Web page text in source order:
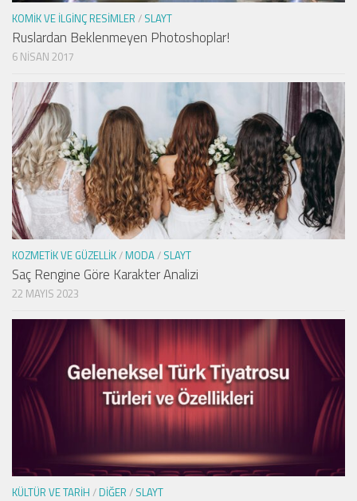
KOMIK VE İLGINÇ RESIMLER / SLAYT
Ruslardan Beklenmeyen Photoshoplar!
6 NISAN 2017
KOZMETIK VE GÜZELLIK/ MODA/ SLAYT
Saç Rengine Göre Karakter Analizi
22 MAYIS 2023
KÜLTÜR VE TARIH / DIĞER / SLAYT